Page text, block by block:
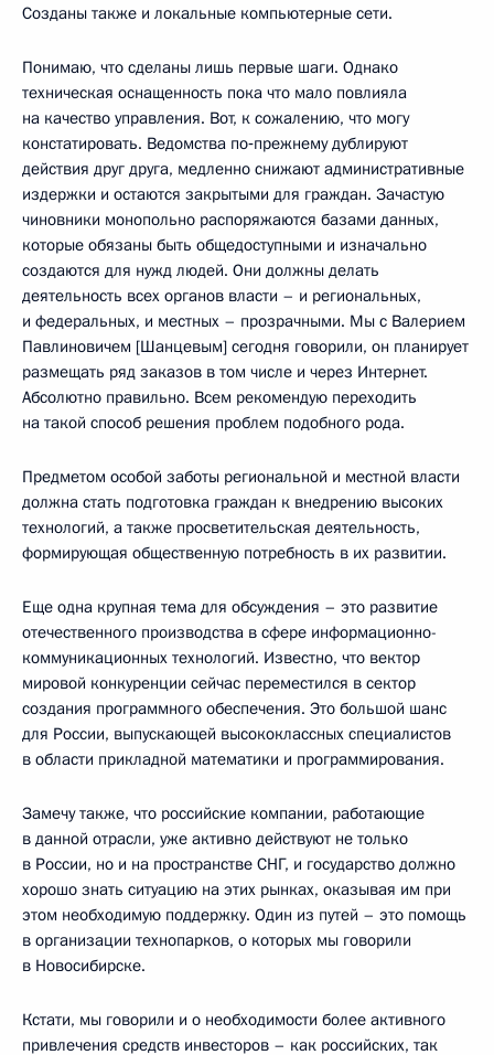
Созданы также и локальные компьютерные сети.
Понимаю, что сделаны лишь первые шаги. Однако
техническая оснащенность пока что мало повлияла
на качество управления. Вот, к сожалению, что могу
констатировать. Ведомства по‑прежнему дублируют
действия друг друга, медленно снижают административные
издержки и остаются закрытыми для граждан. Зачастую
чиновники монопольно распоряжаются базами данных,
которые обязаны быть общедоступными и изначально
создаются для нужд людей. Они должны делать
деятельность всех органов власти – и региональных,
и федеральных, и местных – прозрачными. Мы с Валерием
Павлиновичем [Шанцевым] сегодня говорили, он планирует
размещать ряд заказов в том числе и через Интернет.
Абсолютно правильно. Всем рекомендую переходить
на такой способ решения проблем подобного рода.
Предметом особой заботы региональной и местной власти
должна стать подготовка граждан к внедрению высоких
технологий, а также просветительская деятельность,
формирующая общественную потребность в их развитии.
Еще одна крупная тема для обсуждения – это развитие
отечественного производства в сфере информационно-
коммуникационных технологий. Известно, что вектор
мировой конкуренции сейчас переместился в сектор
создания программного обеспечения. Это большой шанс
для России, выпускающей высококлассных специалистов
в области прикладной математики и программирования.
Замечу также, что российские компании, работающие
в данной отрасли, уже активно действуют не только
в России, но и на пространстве СНГ, и государство должно
хорошо знать ситуацию на этих рынках, оказывая им при
этом необходимую поддержку. Один из путей – это помощь
в организации технопарков, о которых мы говорили
в Новосибирске.
Кстати, мы говорили и о необходимости более активного
привлечения средств инвесторов – как российских, так